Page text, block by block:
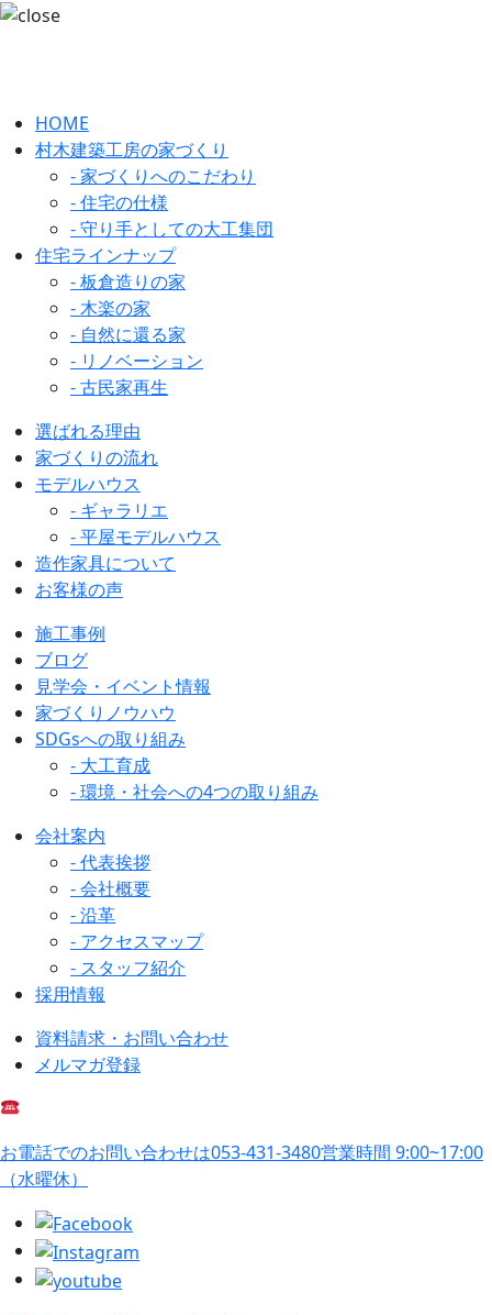
HOME
村木建築工房の家づくり
- 家づくりへのこだわり
- 住宅の仕様
- 守り手としての大工集団
住宅ラインナップ
- 板倉造りの家
- 木楽の家
- 自然に還る家
- リノベーション
- 古民家再生
選ばれる理由
家づくりの流れ
モデルハウス
- ギャラリエ
- 平屋モデルハウス
造作家具について
お客様の声
施工事例
ブログ
見学会・イベント情報
家づくりノウハウ
SDGsへの取り組み
- 大工育成
- 環境・社会への4つの取り組み
会社案内
- 代表挨拶
- 会社概要
- 沿革
- アクセスマップ
- スタッフ紹介
採用情報
資料請求・お問い合わせ
メルマガ登録
お電話でのお問い合わせは053-431-3480営業時間 9:00~17:00
（水曜休）